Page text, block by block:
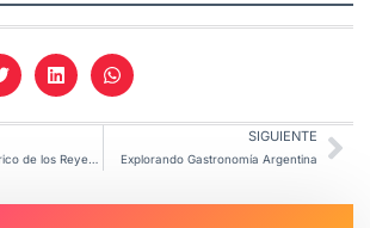
La Gestiòn de Federico de los Reyes en la Subsecretarìa de Inclusiòn
SIGUIENTE
Explorando Gastronomía Argentina